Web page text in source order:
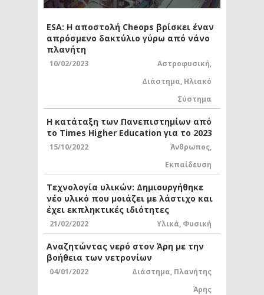
ESA: Η αποστολή Cheops βρίσκει έναν
απρόσμενο δακτύλιο γύρω από νάνο
πλανήτη
10/02/2023 Αστροφυσική,
Διάστημα, Ηλιακό
Σύστημα
Η κατάταξη των Πανεπιστημίων από
το Times Higher Education για το 2023
15/10/2022 Άνθρωπος,
Εκπαίδευση
Τεχνολογία υλικών: Δημιουργήθηκε
νέο υλικό που μοιάζει με λάστιχο και
έχει εκπληκτικές ιδιότητες
21/02/2022 Υλικά, Φυσική
Αναζητώντας νερό στον Άρη με την
βοήθεια των νετρονίων
04/01/2022 Διάστημα, Πλανήτης
Άρης